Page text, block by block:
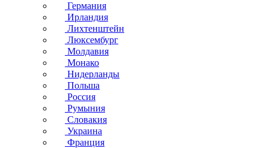
Германия
Ирландия
Лихтенштейн
Люксембург
Молдавия
Монако
Нидерланды
Польша
Россия
Румыния
Словакия
Украина
Франция